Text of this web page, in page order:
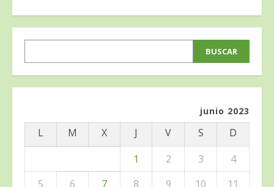
BUSCAR BUSCAR
junio 2023
L M X J V S
D
1
2 3
4
5
6 7 8 9 10 11